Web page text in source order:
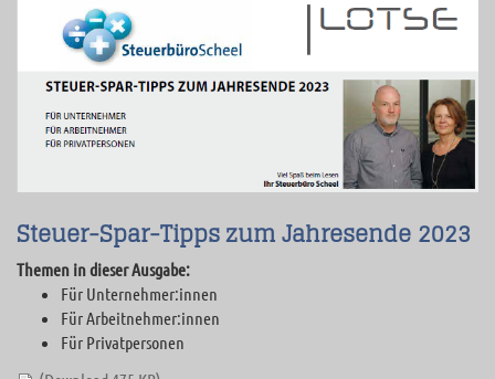
Steuer-Spar-Tipps zum Jahresende 2023
Themen in dieser Ausgabe:
Für Unternehmer:innen
Für Arbeitnehmer:innen
Für Privatpersonen